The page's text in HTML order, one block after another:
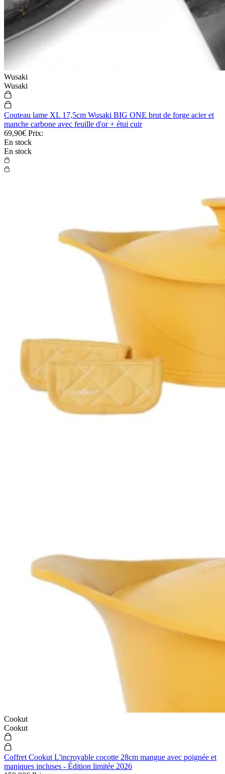
Wusaki
Wusaki
Couteau lame XL 17,5cm Wusaki BIG ONE brut de forge acier et
manche carbone avec feuille d'or + étui cuir
69,90€ Prix:
En stock
En stock
Cookut
Cookut
Coffret Cookut L'incroyable cocotte 28cm mangue avec poignée et
maniques incluses - Édition limitée 2026